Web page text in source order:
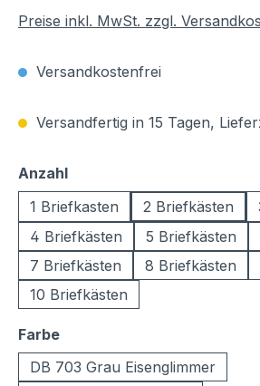
Preise inkl. MwSt. zzgl.
Versandkostenfrei
Versandfertig in 15 Tagen,
Anzahlauswählen
1 Briefkasten
2 Briefkästen
4 Briefkästen
5 Briefkästen
7 Briefkästen
8 Briefkästen
10 Briefkästen
Farbeauswählen
DB 703 Grau Eisenglimmer